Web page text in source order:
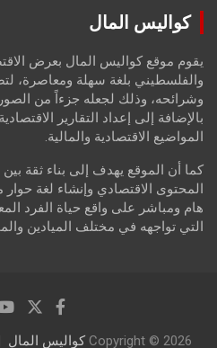
r
كواليس المال
يقوم موقع كواليس المال بعرض
والفلسطيني بلغة سهلة ومعاصرة،
وشرائحه، وذلك لجعله جزءاً من الصورة
بالإضافة إلى إعداد التقارير
المواضيع الاقتصادية والمالية.
كما أن الموقع يهدف إلى بناء ثقة بين
المحتوى الاقتصادي وإنشاء لغة حوار
هام ومباشر على واقع حياة الفرد
التي تواجهه في مختلف الميادين
Copyright © 2026 كواليس المال